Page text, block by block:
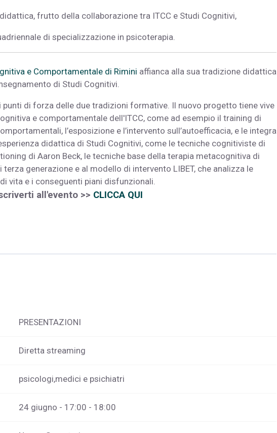
frutto della collaborazione tra ITCC e Studi Cognitivi,
di specializzazione in psicoterapia.
e Comportamentale di Rimini affianca alla sua tradizione didattica
di Studi Cognitivi.
di forza delle due tradizioni formative. Il nuovo progetto tiene vive
e comportamentale dell'ITCC, come ad esempio il training di
l’esposizione e l’intervento sull’autoefficacia, e le integra
didattica di Studi Cognitivi, come le tecniche cognitiviste di
di Aaron Beck, le tecniche base della terapia metacognitiva di
generazione e al modello di intervento LIBET, che analizza le
vita e i conseguenti piani disfunzionali.
all'evento >> CLICCA QUI
PRESENTAZIONI
Diretta streaming
psicologi,medici e psichiatri
24 giugno - 17:00 - 18:00